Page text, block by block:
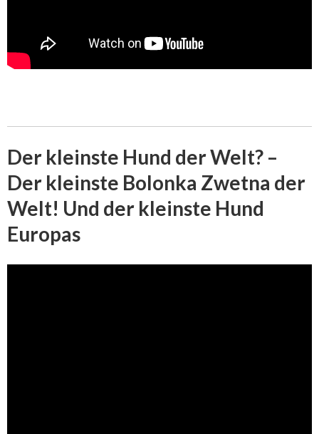
Der kleinste Hund der Welt? –
Der kleinste Bolonka Zwetna der
Welt! Und der kleinste Hund
Europas